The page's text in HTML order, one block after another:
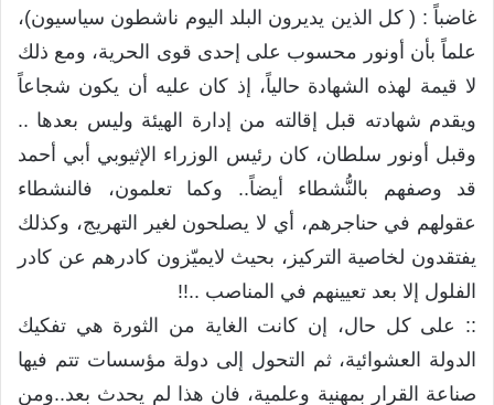
غاضباً : ( كل الذين يديرون البلد اليوم ناشطون سياسيون)،
علماً بأن أونور محسوب على إحدى قوى الحرية، ومع ذلك
لا قيمة لهذه الشهادة حالياً، إذ كان عليه أن يكون شجاعاً
ويقدم شهادته قبل إقالته من إدارة الهيئة وليس بعدها ..
وقبل أونور سلطان، كان رئيس الوزراء الإثيوبي أبي أحمد
قد وصفهم بالنُّشطاء أيضاً.. وكما تعلمون، فالنشطاء
عقولهم في حناجرهم، أي لا يصلحون لغير التهريج، وكذلك
يفتقدون لخاصية التركيز، بحيث لايميّزون كادرهم عن كادر
الفلول إلا بعد تعيينهم في المناصب ..!!
:: على كل حال، إن كانت الغاية من الثورة هي تفكيك
الدولة العشوائية، ثم التحول إلى دولة مؤسسات تتم فيها
صناعة القرار بمهنية وعلمية، فان هذا لم يحدث بعد..ومن